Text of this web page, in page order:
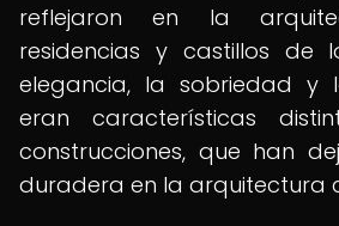
reflejaron en la
residencias y castillos de
elegancia, la sobriedad y
eran características
construcciones, que han
duradera en la arquitectura